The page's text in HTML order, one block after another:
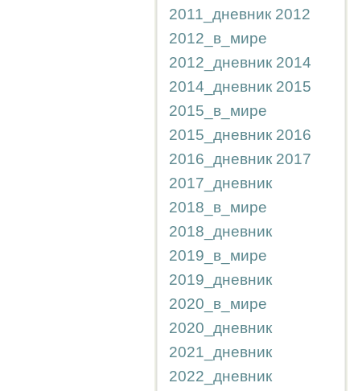
2011_дневник 2012
2012_в_мире
2012_дневник 2014
2014_дневник 2015
2015_в_мире
2015_дневник 2016
2016_дневник 2017
2017_дневник
2018_в_мире
2018_дневник
2019_в_мире
2019_дневник
2020_в_мире
2020_дневник
2021_дневник
2022_дневник